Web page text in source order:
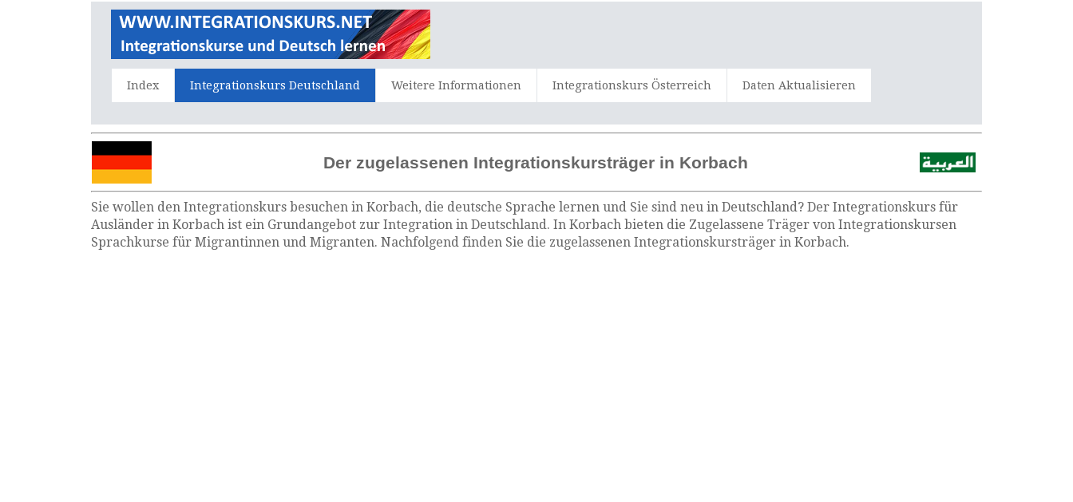
Index Integrationskurs Deutschland Weitere Informationen Integrationskurs Österreich Daten Aktualisieren
Der zugelassenen Integrationskursträger in Korbach
Sie wollen den Integrationskurs besuchen in Korbach, die deutsche Sprache lernen und Sie sind neu in Deutschland? Der Integrationskurs für
Ausländer in Korbach ist ein Grundangebot zur Integration in Deutschland. In Korbach bieten die Zugelassene Träger von Integrationskursen
Sprachkurse für Migrantinnen und Migranten. Nachfolgend finden Sie die zugelassenen Integrationskursträger in Korbach.